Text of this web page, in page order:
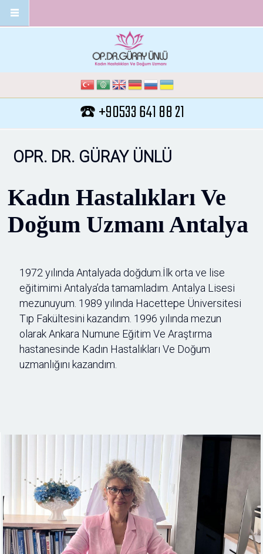
☎️ +90533 641 88 21
OPR. DR. GÜRAY ÜNLÜ
Kadın Hastalıkları Ve
Doğum Uzmanı Antalya
1972 yılında Antalyada doğdum.İlk orta ve lise
eğitimimi Antalya’da tamamladım. Antalya Lisesi
mezunuyum. 1989 yılında Hacettepe Üniversitesi
Tıp Fakültesini kazandım. 1996 yılında mezun
olarak Ankara Numune Eğitim Ve Araştırma
hastanesinde Kadın Hastalıkları Ve Doğum
uzmanlığını kazandım.